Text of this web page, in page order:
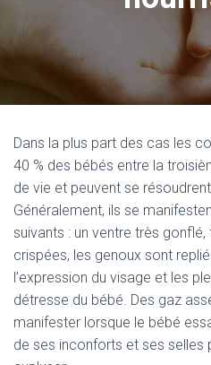
Dans la plus part des cas les
40 % des bébés entre la
de vie et peuvent se
Généralement, ils se
suivants : un ventre très
crispées, les genoux sont
l’expression du visage et les
détresse du bébé. Des gaz
manifester lorsque le bébé
de ses inconforts et ses selles